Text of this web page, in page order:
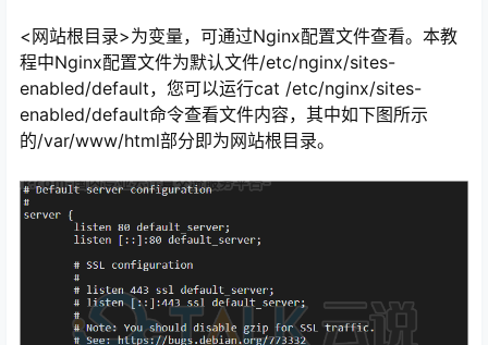
<网站根目录>为变量，可通过Nginx配置文件查看。本教
程中Nginx配置文件为默认文件/etc/nginx/sites-
enabled/default，您可以运行cat /etc/nginx/sites-
enabled/default命令查看文件内容，其中如下图所示
的/var/www/html部分即为网站根目录。